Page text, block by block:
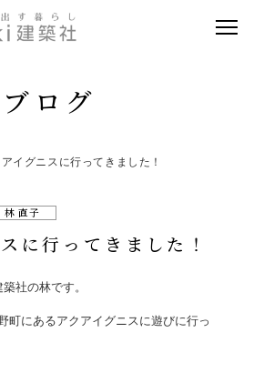
ブログ
イグニスに行ってきました！
林 直子
に行ってきました！
社の林です。
町にあるアクアイグニスに遊びに行っ